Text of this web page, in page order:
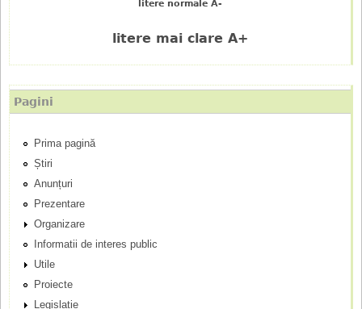
i
u
p
r
i
n
c
i
p
litere normale A-
litere mai clare A+
Pagini
Prima pagină
Știri
Anunțuri
Prezentare
Organizare
Informatii de interes public
Utile
Proiecte
Legislație